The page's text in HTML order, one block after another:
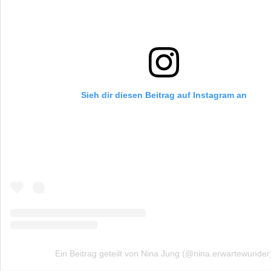
Sieh dir diesen Beitrag auf Instagram an
Ein Beitrag geteilt von Nina Jung